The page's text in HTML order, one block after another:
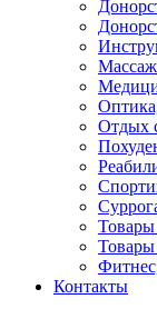
Массаж
Отдых
Товары
Контакты